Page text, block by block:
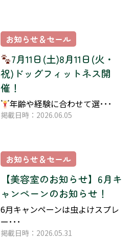
お知らせ＆セール
7月11日(土)8月11日(火・
祝)ドッグフィットネス開
催！
年齢や経験に合わせて選･･･
掲載日時：2026.06.05
お知らせ＆セール
【美容室のお知らせ】6月キ
ャンペーンのお知らせ！
6月キャンペーンは虫よけスプレ
ー･･･
掲載日時：2026.05.31